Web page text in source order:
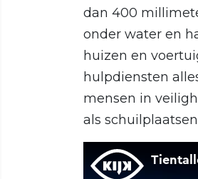
dan 400
onder water en
huizen en
hulpdiensten
mensen in
als